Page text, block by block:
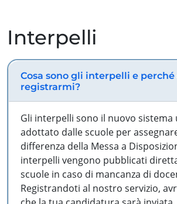
Interpelli
Cosa sono gli interpelli e perché
registrarmi?
Gli interpelli sono il nuovo sistema
adottato dalle scuole per
differenza della Messa a
interpelli vengono pubblicati
scuole in caso di mancanza di
Registrandoti al nostro servizio,